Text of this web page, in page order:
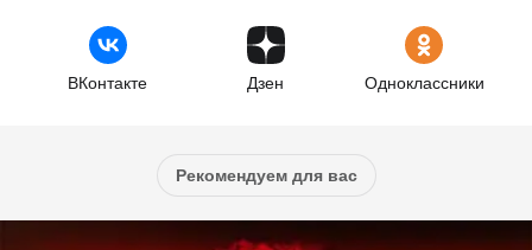
ВКонтакте Дзен Одноклассники
Рекомендуем для вас